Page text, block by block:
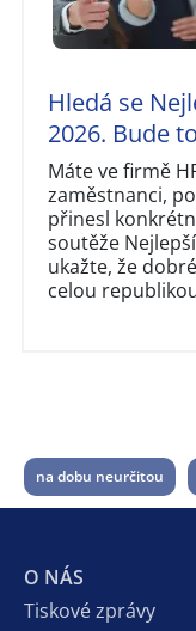
Hledá se
2026. Bude
Máte ve firmě
zaměstnanci,
přinesl
soutěže
ukažte, že
celou
na dobu neurčitou
O NÁS
Tiskové zprávy